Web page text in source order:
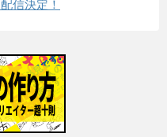
信決定！